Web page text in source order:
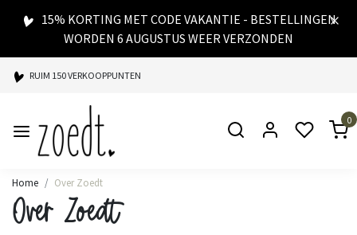
15% KORTING MET CODE VAKANTIE - BESTELLINGEN
WORDEN 6 AUGUSTUS WEER VERZONDEN
RUIM 150 VERKOOPPUNTEN
SPAARPUNTEN BIJ ELKE AANKOOP
SNELLE LEVERING
0
Home Over Zoedt
Over Zoedt